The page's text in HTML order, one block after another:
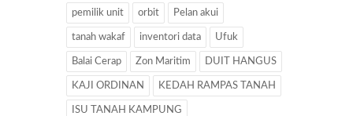
pemilik unit orbit Pelan akui
tanah wakaf inventori data Ufuk
Balai Cerap Zon Maritim DUIT HANGUS
KAJI ORDINAN KEDAH RAMPAS TANAH
ISU TANAH KAMPUNG